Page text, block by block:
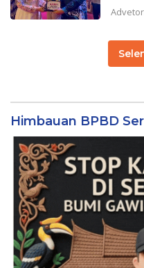
Himbauan BPBD